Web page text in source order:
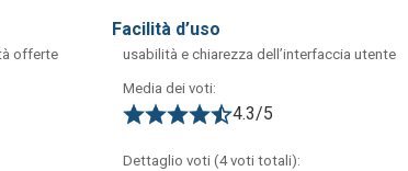
offerte
facilità d’uso
usabilità e chiarezza dell’interfaccia utente
Media dei voti:
4.3/5
Dettaglio voti (4 voti totali):